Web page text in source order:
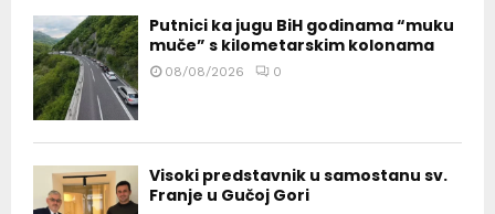
Putnici ka jugu BiH godinama “muku
muče” s kilometarskim kolonama
08/08/2026 0
Visoki predstavnik u samostanu sv.
Franje u Gučoj Gori